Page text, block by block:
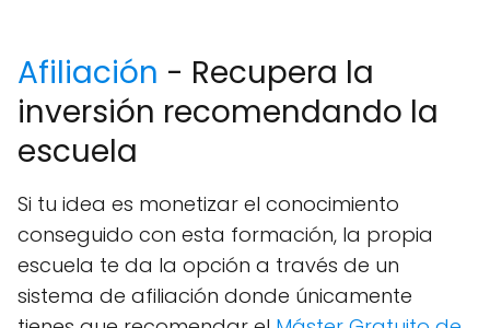
Afiliación - Recupera la
inversión recomendando la
escuela
Si tu idea es monetizar el conocimiento
conseguido con esta formación, la propia
escuela te da la opción a través de un
sistema de afiliación donde únicamente